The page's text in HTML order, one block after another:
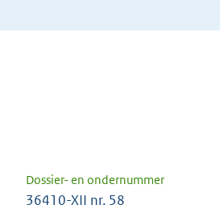
Dossier- en ondernummer
36410-XII nr. 58